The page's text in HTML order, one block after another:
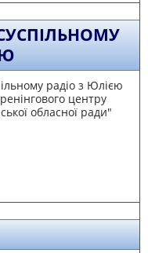
радіо з Юлією
центру
обласної ради"